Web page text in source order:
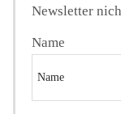
Newsletter
Name